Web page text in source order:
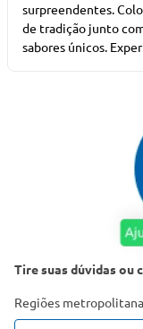
surpreendentes.
de tradição junto
sabores únicos.
Tire suas dúvidas ou
Regiões